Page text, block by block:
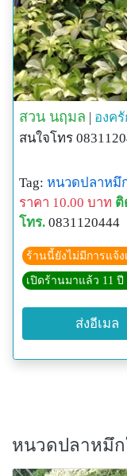
สวน นฤมล องค
สนใจโทร
Tag: หนวดปลาหมึ
ราคา 10.00 บาท ติ
โทร. 0831120444
ร้านนี้ยังไม่มีการแจ้
เปิดร้านมาแล้ว 11 ปี
ส่งอีเมล
หนวดปลาหมึ